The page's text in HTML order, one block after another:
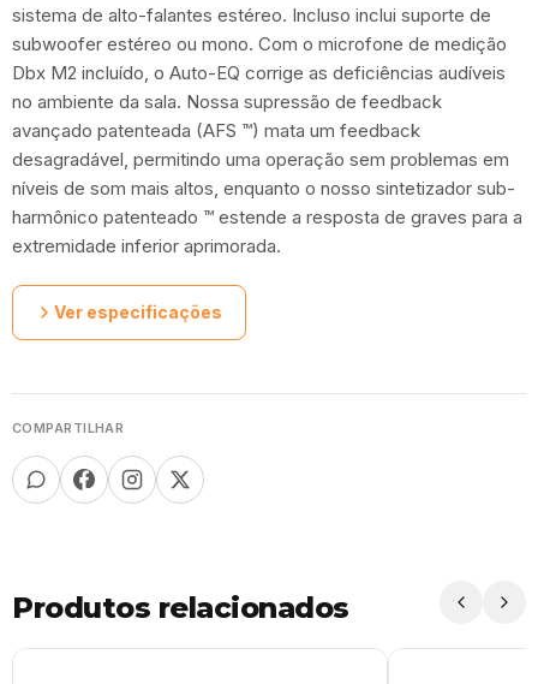
sistema de alto-falantes estéreo. Incluso inclui suporte de
subwoofer estéreo ou mono. Com o microfone de medição
Dbx M2 incluído, o Auto-EQ corrige as deficiências audíveis
no ambiente da sala. Nossa supressão de feedback
avançado patenteada (AFS ™) mata um feedback
desagradável, permitindo uma operação sem problemas em
níveis de som mais altos, enquanto o nosso sintetizador sub-
harmônico patenteado ™ estende a resposta de graves para a
extremidade inferior aprimorada.
Ver especificações
COMPARTILHAR
Produtos relacionados